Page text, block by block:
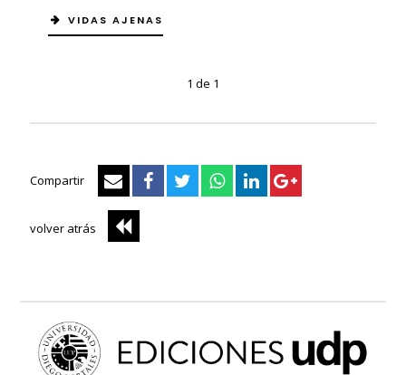
VIDAS AJENAS
1 de 1
Compartir
volver atrás